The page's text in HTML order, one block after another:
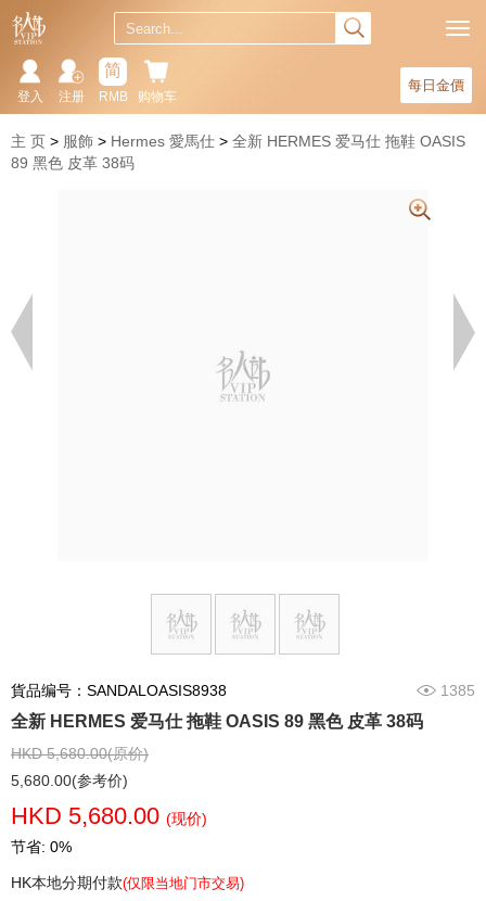
每日金價
购物车
简
RMB
注册
登入
主 页 服飾 Hermes 愛馬仕
全新 HERMES 爱马仕 拖鞋 OASIS
89 黑色 皮革 38码
貨品编号：SANDALOASIS8938 1385
全新 HERMES 爱马仕 拖鞋 OASIS 89 黑色 皮革 38码
HKD 5,680.00(原价)
5,680.00(参考价)
HKD 5,680.00 (现价)
节省: 0%
HK本地分期付款(仅限当地门市交易)